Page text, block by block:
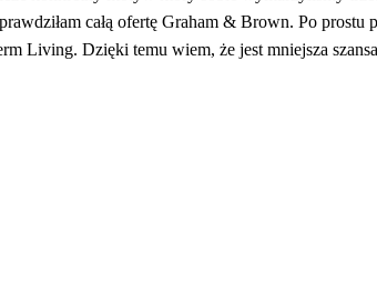
całą ofertę Graham & Brown. Po prostu
Living. Dzięki temu wiem, że jest mniejsza